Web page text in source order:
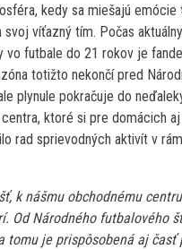
kedy sa miešajú emócie
víťazný tím. Počas
vo futbale do 21 rokov je
totižto nekončí pred
plynule pokračuje do
ktoré si pre domácich aj
rad sprievodných aktivít v
k nášmu obchodnému
Od Národného futbalového
tomu je prispôsobená aj časť